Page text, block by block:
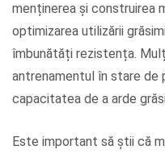
menținerea și construirea
optimizarea utilizării
îmbunătăți rezistența.
antrenamentul în stare
capacitatea de a arde
Este important să știi că